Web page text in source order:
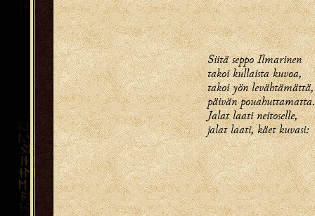
Siitä seppo Ilmarinen
takoi kullaista kuvoa,
takoi yön levähtämättä,
päivän pouahuttamatta.
Jalat laati neitoselle,
jalat laati, käet kuvasi: